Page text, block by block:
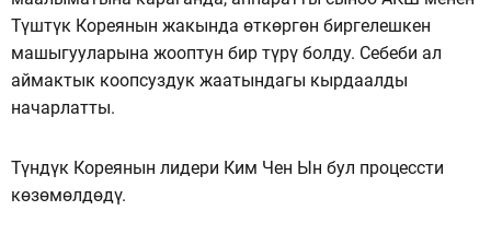
Түштүк Кореянын жакында өткөргөн биргелешкен
машыгууларына жооптун бир түрү болду. Себеби ал
аймактык коопсуздук жаатындагы кырдаалды
начарлатты.
Түндүк Кореянын лидери Ким Чен Ын бул процессти
көзөмөлдөдү.